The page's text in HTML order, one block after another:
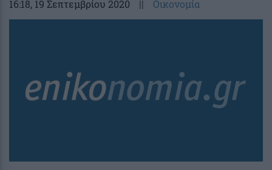
16:18, 19 Σεπτεμβρίου 2020 || Οικονομία